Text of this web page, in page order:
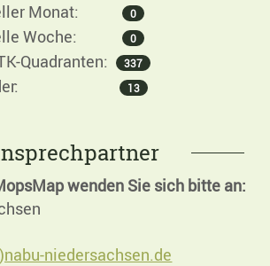
Monat: 0
Woche: 0
Quadranten: 337
13
wenden Sie sich bitte an:
niedersachsen.de